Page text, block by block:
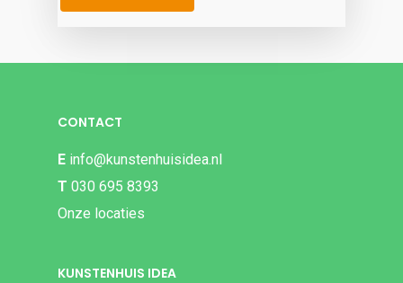
CONTACT
E info@kunstenhuisidea.nl
T 030 695 8393
Onze locaties
KUNSTENHUIS IDEA